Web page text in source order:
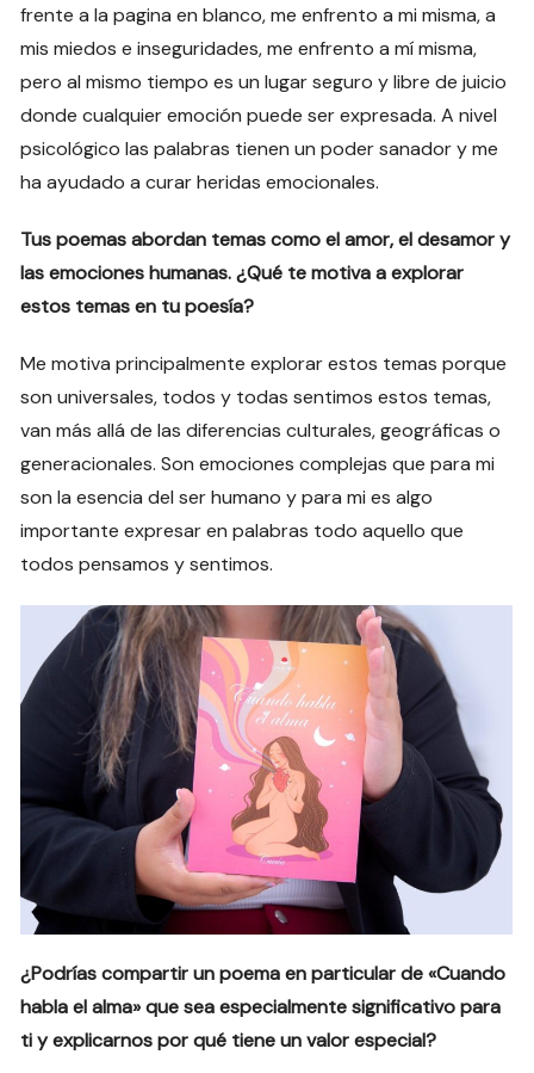
frente a la pagina en blanco, me enfrento a mi misma, a
mis miedos e inseguridades, me enfrento a mí misma,
pero al mismo tiempo es un lugar seguro y libre de juicio
donde cualquier emoción puede ser expresada. A nivel
psicológico las palabras tienen un poder sanador y me
ha ayudado a curar heridas emocionales.
Tus poemas abordan temas como el amor, el desamor y
las emociones humanas. ¿Qué te motiva a explorar
estos temas en tu poesía?
Me motiva principalmente explorar estos temas porque
son universales, todos y todas sentimos estos temas,
van más allá de las diferencias culturales, geográficas o
generacionales. Son emociones complejas que para mi
son la esencia del ser humano y para mi es algo
importante expresar en palabras todo aquello que
todos pensamos y sentimos.
¿Podrías compartir un poema en particular de «Cuando
habla el alma» que sea especialmente significativo para
ti y explicarnos por qué tiene un valor especial?